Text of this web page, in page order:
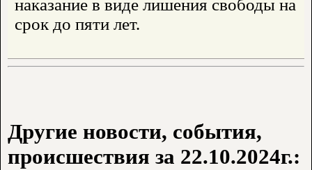
наказание в виде лишения свободы на
срок до пяти лет.
Другие новости, события,
происшествия за 22.10.2024г.: